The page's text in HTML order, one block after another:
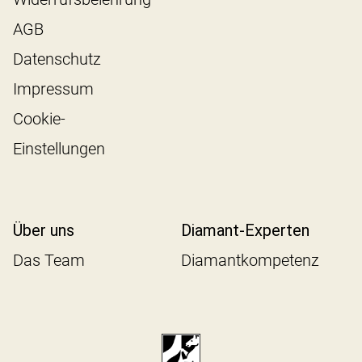
AGB
Datenschutz
Impressum
Cookie-
Einstellungen
Über uns
Das Team
Diamant-Experten
Diamantkompetenz